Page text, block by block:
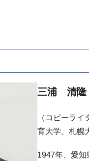
三浦 清隆
（コピーラ
育大学、札幌
1947年、愛知